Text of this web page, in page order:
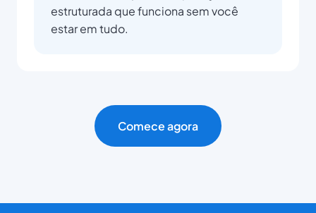
estruturada que funciona sem você
estar em tudo.
Comece agora